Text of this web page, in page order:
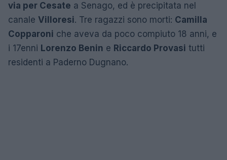
via per Cesate a Senago, ed è precipitata nel
canale Villoresi. Tre ragazzi sono morti: Camilla
Copparoni che aveva da poco compiuto 18 anni, e
i 17enni Lorenzo Benin e Riccardo Provasi tutti
residenti a Paderno Dugnano.